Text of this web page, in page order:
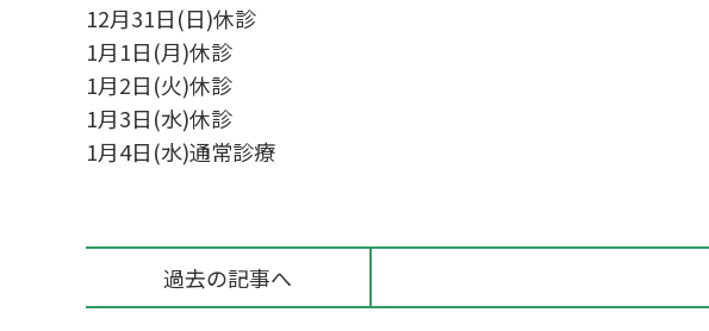
12月31日(日)休診
1月1日(月)休診
1月2日(火)休診
1月3日(水)休診
1月4日(水)通常診療
過去の記事へ